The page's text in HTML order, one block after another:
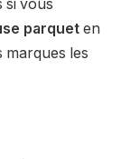
si vous
parquet en
marques les